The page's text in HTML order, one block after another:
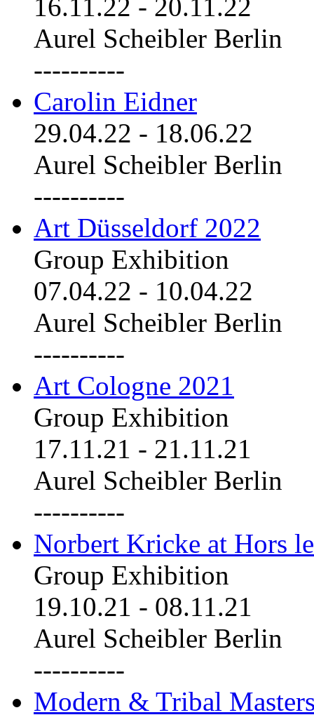
16.11.22 - 20.11.22
Aurel Scheibler Berlin
----------
Carolin Eidner
29.04.22 - 18.06.22
Aurel Scheibler Berlin
----------
Art Düsseldorf 2022
Group Exhibition
07.04.22 - 10.04.22
Aurel Scheibler Berlin
----------
Art Cologne 2021
Group Exhibition
17.11.21 - 21.11.21
Aurel Scheibler Berlin
----------
Norbert Kricke at Hors
Group Exhibition
19.10.21 - 08.11.21
Aurel Scheibler Berlin
----------
Modern & Tribal